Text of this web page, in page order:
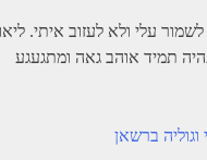
תמיד אוהב גאה ומתגעגע
וגוליה ברשאן